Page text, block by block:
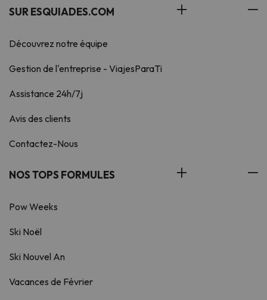
SUR ESQUIADES.COM
Découvrez notre équipe
Gestion de l'entreprise - ViajesParaTi
Assistance 24h/7j
Avis des clients
Contactez-Nous
NOS TOPS FORMULES
Pow Weeks
Ski Noël
Ski Nouvel An
Vacances de Février